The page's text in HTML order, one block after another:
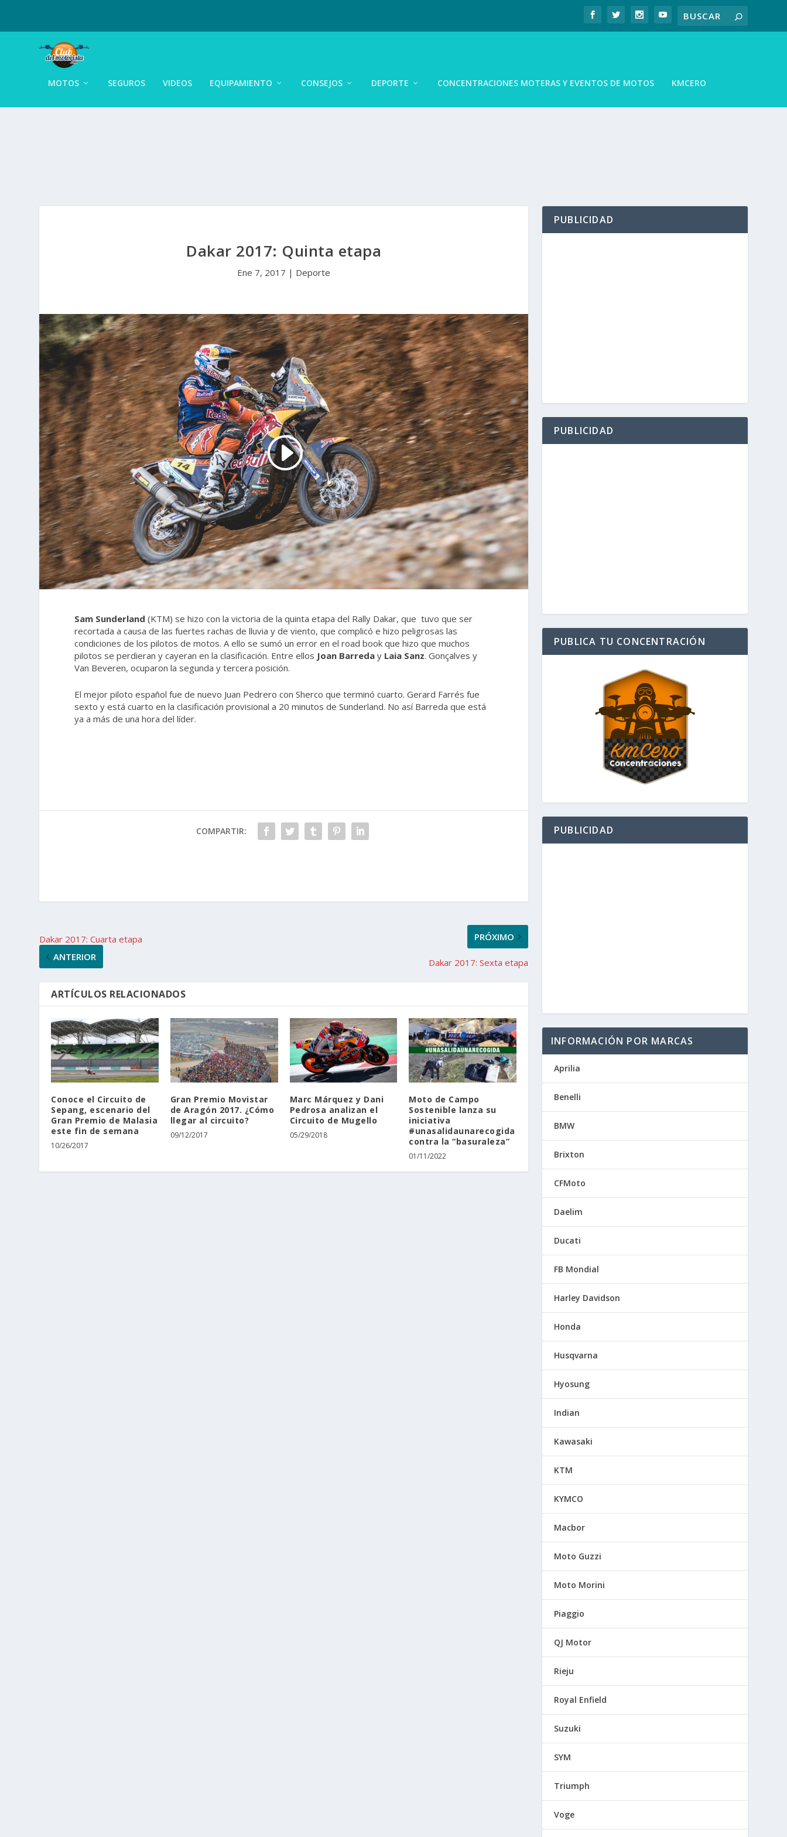
MOTOS SEGUROS VIDEOS EQUIPAMIENTO CONSEJOS DEPORTE CONCENTRACIONES MOTERAS Y EVENTOS DE MOTOS KMCERO
Dakar 2017: Quinta etapa
Ene 7, 2017 | Deporte
Sam Sunderland (KTM) se hizo con la victoria de la quinta etapa del Rally Dakar, que tuvo que ser
recortada a causa de las fuertes rachas de lluvia y de viento, que complicó e hizo peligrosas las
condiciones de los pilotos de motos. A ello se sumó un error en el road book que hizo que muchos
pilotos se perdieran y cayeran en la clasificación. Entre ellos Joan Barreda y Laia Sanz. Gonçalves y
Van Beveren, ocuparon la segunda y tercera posición.
El mejor piloto español fue de nuevo Juan Pedrero con Sherco que terminó cuarto. Gerard Farrés fue
sexto y está cuarto en la clasificación provisional a 20 minutos de Sunderland. No así Barreda que está
ya a más de una hora del líder.
COMPARTIR:
Dakar 2017: Cuarta etapa
ANTERIOR
PRÓXIMO
Dakar 2017: Sexta etapa
ARTÍCULOS RELACIONADOS
Conoce el Circuito de
Sepang, escenario del
Gran Premio de Malasia
este fin de semana
10/26/2017
Gran Premio Movistar
de Aragón 2017. ¿Cómo
llegar al circuito?
09/12/2017
Marc Márquez y Dani
Pedrosa analizan el
Circuito de Mugello
05/29/2018
Moto de Campo
Sostenible lanza su
iniciativa
#unasalidaunarecogida
contra la “basuraleza”
01/11/2022
PUBLICIDAD
PUBLICIDAD
PUBLICA TU CONCENTRACIÓN
PUBLICIDAD
INFORMACIÓN POR MARCAS
Aprilia
Benelli
BMW
Brixton
CFMoto
Daelim
Ducati
FB Mondial
Harley Davidson
Honda
Husqvarna
Hyosung
Indian
Kawasaki
KTM
KYMCO
Macbor
Moto Guzzi
Moto Morini
Piaggio
QJ Motor
Rieju
Royal Enfield
Suzuki
SYM
Triumph
Voge